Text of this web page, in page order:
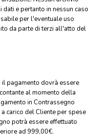
dati e pertanto in nessun caso
per l'eventuale uso
da parte di terzi all'atto del
pagamento dovrà essere
al momento della
in Contrassegno
carico del Cliente per spese
potrà essere effettuato
ad 999,00€.